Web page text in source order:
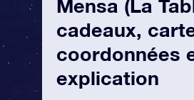
Mensa (La
cadeaux,
coordonnées
explication